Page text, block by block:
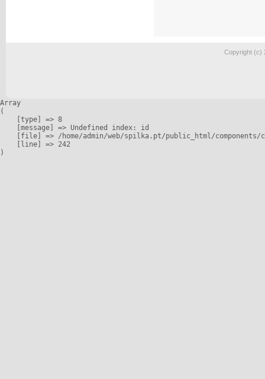
Copyright (c)
Array
(
    [type] => 8
    [message] => Undefined index: id
[file] => /home/admin/web/spilka.pt/public_html/
    [line] => 242